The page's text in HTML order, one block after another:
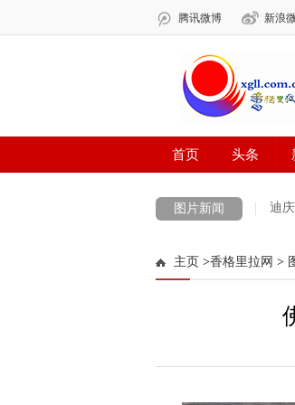
图片新闻 迪
主页 >香格里拉网 >